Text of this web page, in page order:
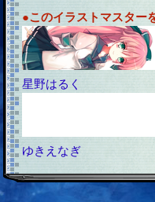
●このイラストマスター
星野はるく
ゆきえなぎ